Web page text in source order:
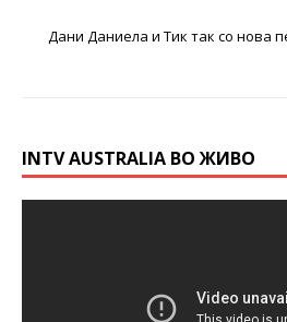
Дани Даниела и Тик так со нова
INTV AUSTRALIA ВО ЖИВО